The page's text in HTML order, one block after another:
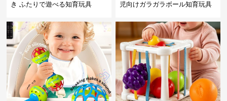
き ふたりで遊べる知育玩具
児向けガラガラボール知育玩具